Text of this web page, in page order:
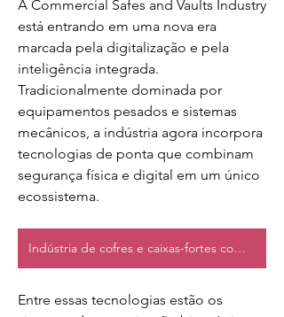
A Commercial Safes and Vaults Industry
está entrando em uma nova era
marcada pela digitalização e pela
inteligência integrada.
Tradicionalmente dominada por
equipamentos pesados e sistemas
mecânicos, a indústria agora incorpora
tecnologias de ponta que combinam
segurança física e digital em um único
ecossistema.
Indústria de cofres e caixas-fortes comerciais
Entre essas tecnologias estão os